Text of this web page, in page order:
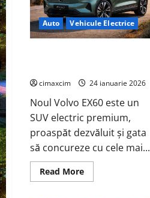
Auto Vehicule Electrice
cimaxcim 24 ianuarie 2026
Noul Volvo EX60 este un
SUV electric premium,
proaspăt dezvăluit și gata
să concureze cu cele mai...
Read MoreRead
more